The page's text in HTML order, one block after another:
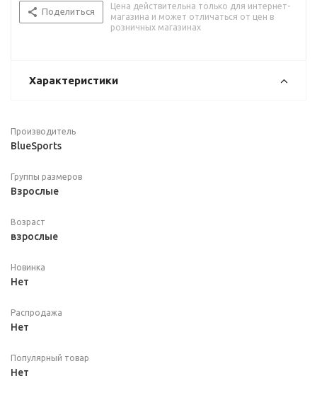
Поделиться
Цена действительна только для интернет-
магазина и может отличаться от цен в
розничных магазинах
Характеристики
Производитель
BlueSports
Группы размеров
Взрослые
Возраст
взрослые
Новинка
Нет
Распродажа
Нет
Популярный товар
Нет